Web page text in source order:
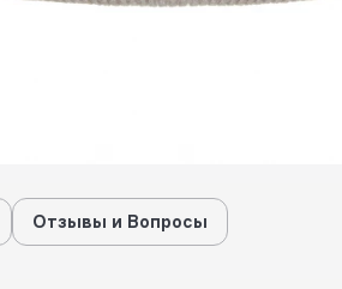
Отзывы и Вопросы